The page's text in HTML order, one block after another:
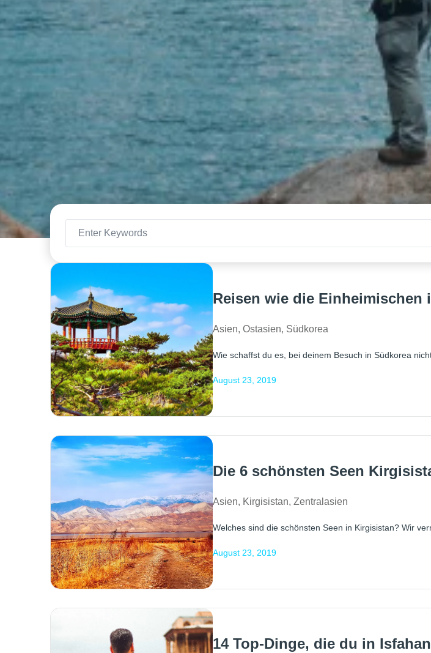
Reisen wie die Einheimischen
Asien, Ostasien, Südkorea
Wie schaffst du es, bei deinem Besuch in Südkorea
August 23, 2019
Die 6 schönsten Seen
Asien, Kirgisistan, Zentralasien
Welches sind die schönsten Seen in Kirgisistan? Wir
August 23, 2019
14 Top-Dinge, die du in